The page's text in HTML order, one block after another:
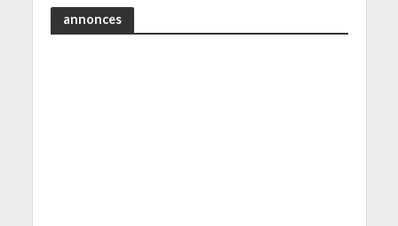
annonces